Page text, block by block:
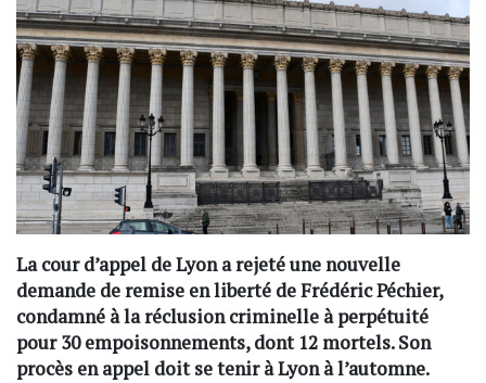
La cour d’appel de Lyon a rejeté une nouvelle
demande de remise en liberté de Frédéric Péchier,
condamné à la réclusion criminelle à perpétuité
pour 30 empoisonnements, dont 12 mortels. Son
procès en appel doit se tenir à Lyon à l’automne.